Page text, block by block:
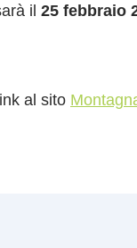
il 25 febbraio
al sito